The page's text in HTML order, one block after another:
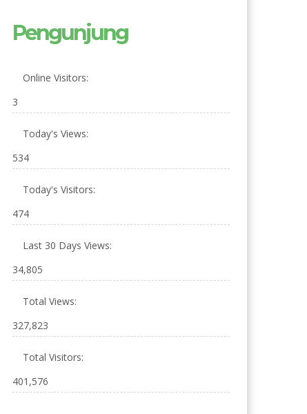
Pengunjung
Online Visitors:
3
Today's Views:
534
Today's Visitors:
474
Last 30 Days Views:
34,805
Total Views:
327,823
Total Visitors:
401,576